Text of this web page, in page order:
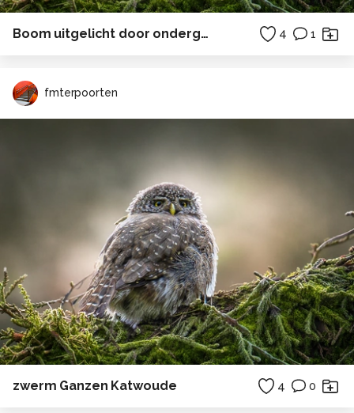
Boom uitgelicht door ondergaande zon 4 1
fmterpoorten
zwerm Ganzen Katwoude 4 0